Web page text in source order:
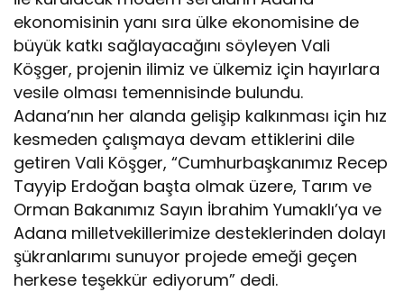
ekonomisinin yanı sıra ülke ekonomisine de
büyük katkı sağlayacağını söyleyen Vali
Köşger, projenin ilimiz ve ülkemiz için hayırlara
vesile olması temennisinde bulundu.
Adana’nın her alanda gelişip kalkınması için hız
kesmeden çalışmaya devam ettiklerini dile
getiren Vali Köşger, “Cumhurbaşkanımız Recep
Tayyip Erdoğan başta olmak üzere, Tarım ve
Orman Bakanımız Sayın İbrahim Yumaklı’ya ve
Adana milletvekillerimize desteklerinden dolayı
şükranlarımı sunuyor projede emeği geçen
herkese teşekkür ediyorum” dedi.